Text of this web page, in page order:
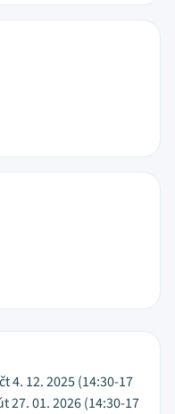
4. 12. 2025 (14:30-17
27. 01. 2026 (14:30-17